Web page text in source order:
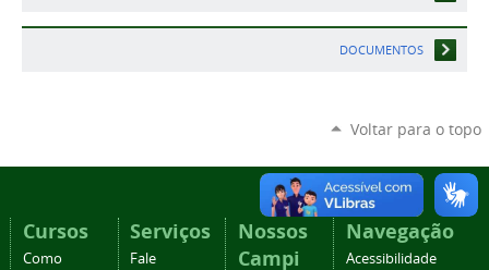
DOCUMENTOS
Voltar para o topo
Cursos
Como
Serviços
Fale
Nossos
Campi
Navegação
Acessibilidade